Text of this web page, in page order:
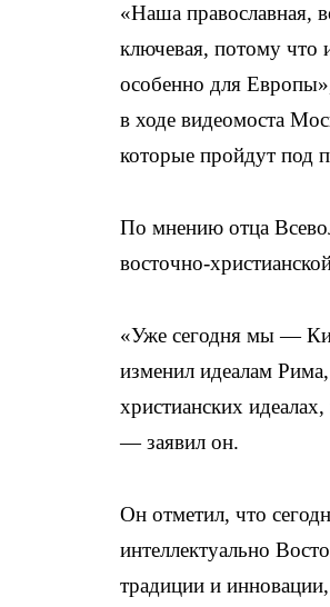
«Наша православная,
ключевая, потому что
особенно для
в ходе видеомоста
которые пройдут под
По мнению отца
восточно-
«Уже сегодня мы —
изменил идеалам
христианских
— заявил он.
Он отметил, что
интеллектуально
традиции и